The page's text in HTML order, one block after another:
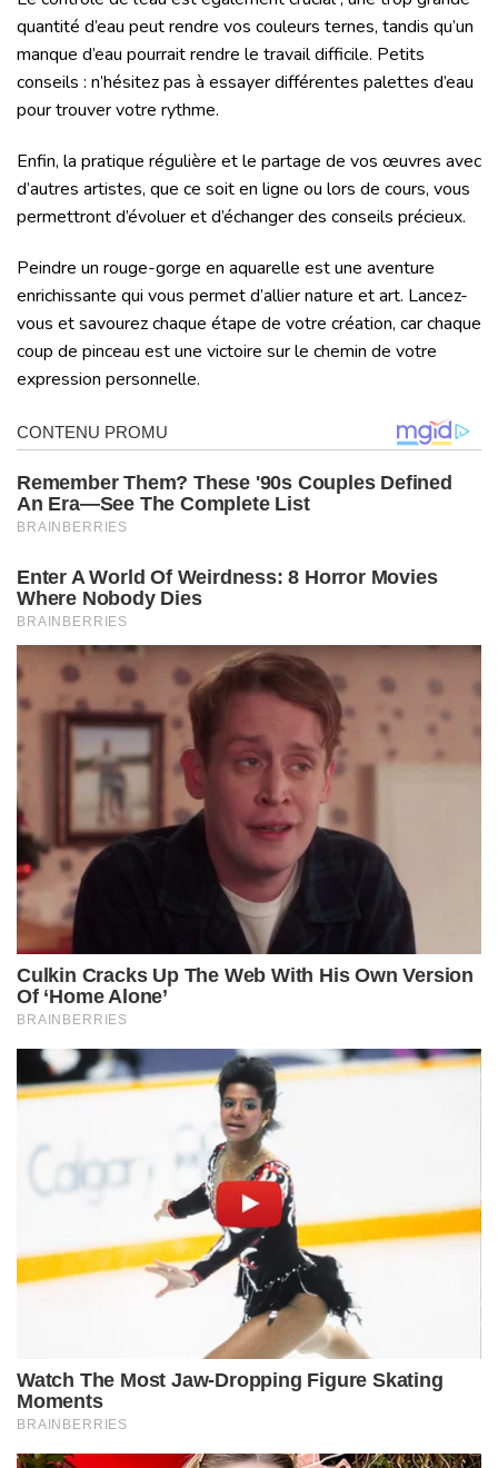
quantité d’eau peut rendre vos couleurs ternes, tandis qu’un
manque d’eau pourrait rendre le travail difficile. Petits
conseils : n’hésitez pas à essayer différentes palettes d’eau
pour trouver votre rythme.
Enfin, la pratique régulière et le partage de vos œuvres avec
d’autres artistes, que ce soit en ligne ou lors de cours, vous
permettront d’évoluer et d’échanger des conseils précieux.
Peindre un rouge-gorge en aquarelle est une aventure
enrichissante qui vous permet d’allier nature et art. Lancez-
vous et savourez chaque étape de votre création, car chaque
coup de pinceau est une victoire sur le chemin de votre
expression personnelle.